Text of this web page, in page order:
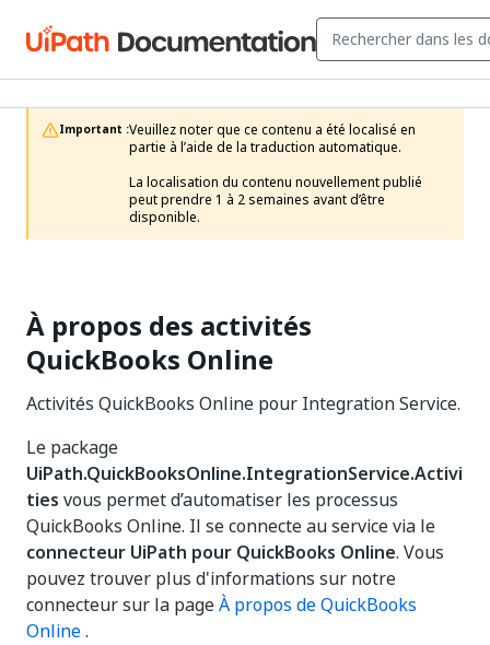
Important :Veuillez noter que ce contenu a été localisé en
partie à l’aide de la traduction automatique.
La localisation du contenu nouvellement publié
peut prendre 1 à 2 semaines avant d’être
disponible.
À propos des activités
QuickBooks Online
Activités QuickBooks Online pour Integration Service.
Le package
UiPath.QuickBooksOnline.IntegrationService.Activi
ties vous permet d’automatiser les processus
QuickBooks Online. Il se connecte au service via le
connecteur UiPath pour QuickBooks Online. Vous
pouvez trouver plus d'informations sur notre
connecteur sur la pageÀ propos de QuickBooks
Online.